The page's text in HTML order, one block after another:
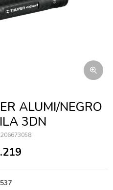
ALUMI/NEGRO
3DN